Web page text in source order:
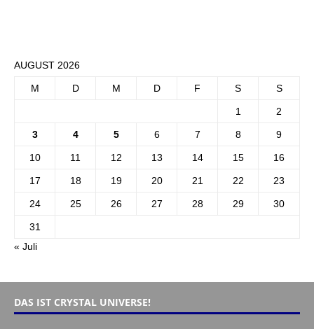
AUGUST 2026
M D M D F S S
1 2
3 4 5 6 7 8 9
10 11 12 13 14 15 16
17 18 19 20 21 22 23
24 25 26 27 28 29 30
31
« Juli
DAS IST CRYSTAL UNIVERSE!